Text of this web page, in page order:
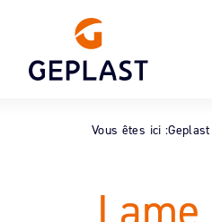
Vous êtes ici :Geplast